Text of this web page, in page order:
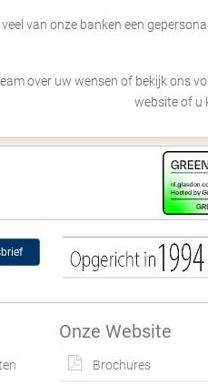
van onze banken een
over uw wensen of bekijk ons
website of u
Onze Website
Brochures